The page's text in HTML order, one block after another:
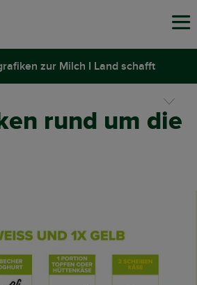
zur Milch I Land schafft
rund um die